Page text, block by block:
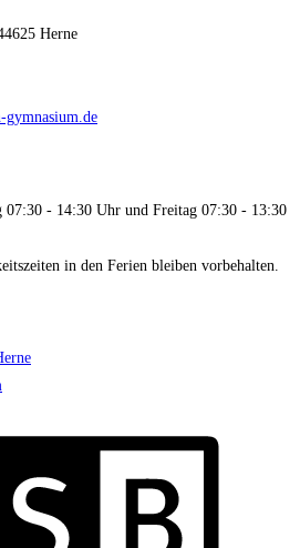
Herne
gymnasium.de
07:30 - 14:30 Uhr und Freitag 07:30 - 13:30
in den Ferien bleiben vorbehalten.